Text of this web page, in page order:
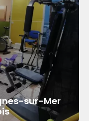
sur-Mer